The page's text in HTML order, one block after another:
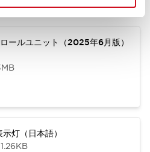
ルユニット（2025年6月版）
灯（日本語）